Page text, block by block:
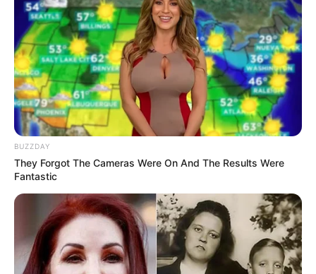
10 Desain Kanopi Tempat
Tidur, Serasa Beristirahat di
Kamar Raja
Tampil Lebih Modern, 7 Potret
Hasil Renovasi Rumah Berusia
90 Tahun
BUZZDAY
They Forgot The Cameras Were On And The Results Were
Fantastic